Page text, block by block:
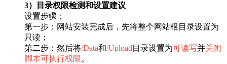
3）目录权限检测和设置建议
设置步骤：
第一步：网站安装完成后，先将整个网站根目录设置为
只读；
第二步：然后将/Data和/Upload 目录设置为可读写并关闭
脚本可执行权限。